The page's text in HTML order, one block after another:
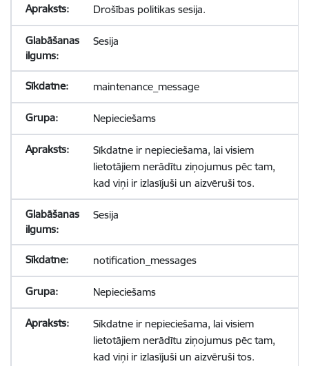
Drošības politikas sesija.
Sesija
maintenance_message
Nepieciešams
Sīkdatne ir nepieciešama, lai visiem
lietotājiem nerādītu ziņojumus pēc tam,
kad viņi ir izlasījuši un aizvēruši tos.
Sesija
notification_messages
Nepieciešams
Sīkdatne ir nepieciešama, lai visiem
lietotājiem nerādītu ziņojumus pēc tam,
kad viņi ir izlasījuši un aizvēruši tos.